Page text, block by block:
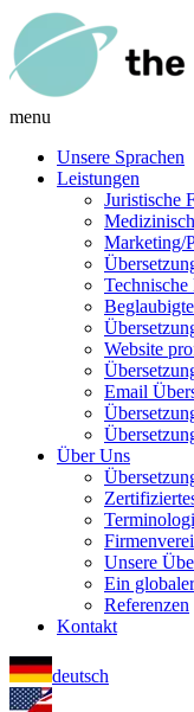
menu
Unsere Sprachen
Leistungen
Juristische
Marketing/
Technische
Website
Email
Über Uns
Unsere
Ein
Referenzen
Kontakt
deutsch